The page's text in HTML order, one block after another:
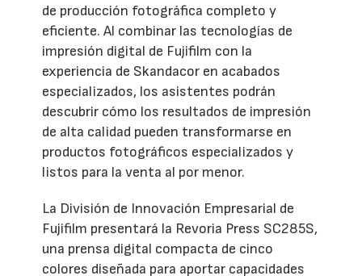
de producción fotográfica completo y
eficiente. Al combinar las tecnologías de
impresión digital de Fujifilm con la
experiencia de Skandacor en acabados
especializados, los asistentes podrán
descubrir cómo los resultados de impresión
de alta calidad pueden transformarse en
productos fotográficos especializados y
listos para la venta al por menor.
La División de Innovación Empresarial de
Fujifilm presentará la Revoria Press SC285S,
una prensa digital compacta de cinco
colores diseñada para aportar capacidades